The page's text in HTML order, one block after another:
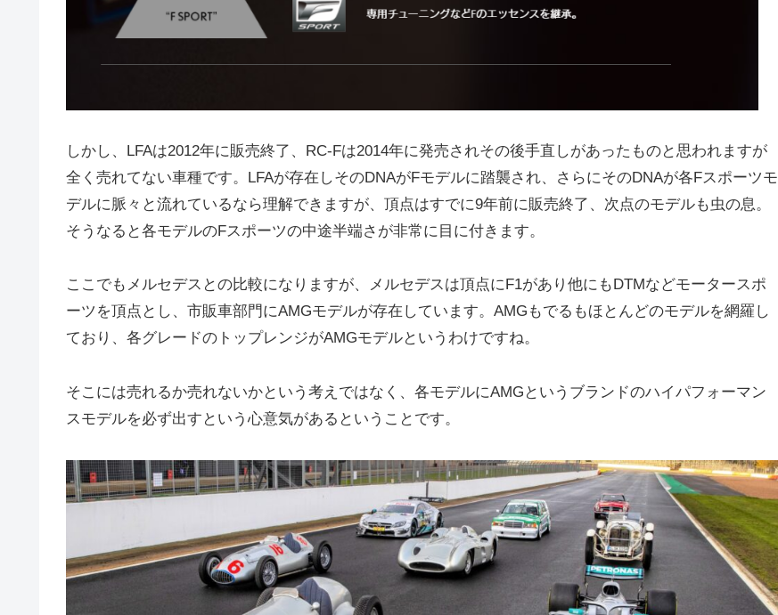
しかし、LFAは2012年に販売終了、RC-Fは2014年に発売されその後手直しがあったものと思われますが
全く売れてない車種です。LFAが存在しそのDNAがFモデルに踏襲され、さらにそのDNAが各Fスポーツモ
デルに脈々と流れているなら理解できますが、頂点はすでに9年前に販売終了、次点のモデルも虫の息。
そうなると各モデルのFスポーツの中途半端さが非常に目に付きます。
ここでもメルセデスとの比較になりますが、メルセデスは頂点にF1があり他にもDTMなどモータースポ
ーツを頂点とし、市販車部門にAMGモデルが存在しています。AMGもでるもほとんどのモデルを網羅し
ており、各グレードのトップレンジがAMGモデルというわけですね。
そこには売れるか売れないかという考えではなく、各モデルにAMGというブランドのハイパフォーマン
スモデルを必ず出すという心意気があるということです。